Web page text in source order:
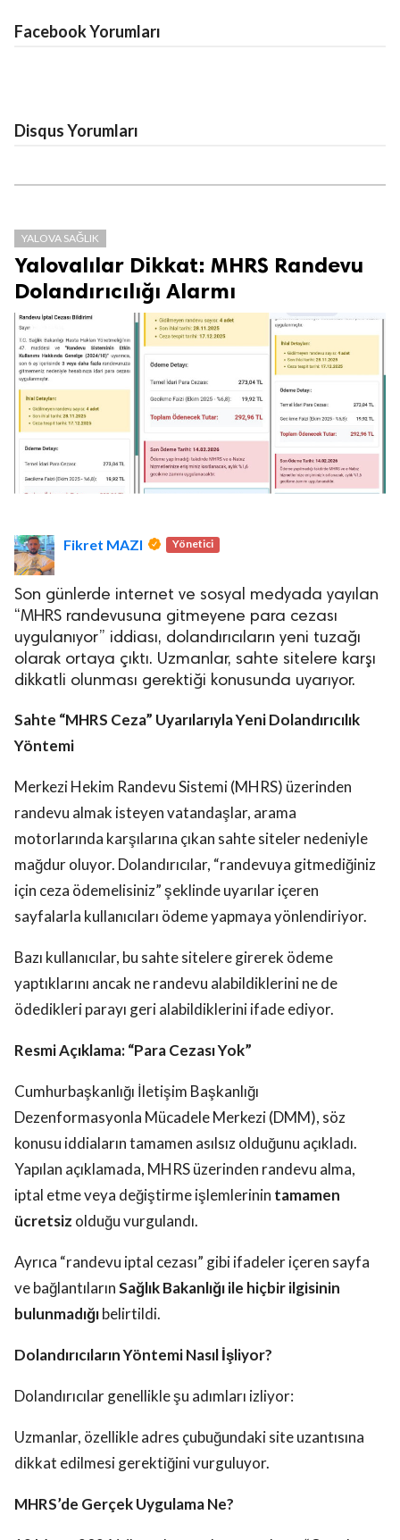
Facebook Yorumları
Disqus Yorumları
YALOVA SAĞLIK
Yalovalılar Dikkat: MHRS Randevu
Dolandırıcılığı Alarmı
Fikret MAZI Yönetici
Son günlerde internet ve sosyal medyada yayılan
“MHRS randevusuna gitmeyene para cezası
uygulanıyor” iddiası, dolandırıcıların yeni tuzağı
olarak ortaya çıktı. Uzmanlar, sahte sitelere karşı
dikkatli olunması gerektiği konusunda uyarıyor.
Sahte “MHRS Ceza” Uyarılarıyla Yeni Dolandırıcılık
Yöntemi
Merkezi Hekim Randevu Sistemi (MHRS) üzerinden
randevu almak isteyen vatandaşlar, arama
motorlarında karşılarına çıkan sahte siteler nedeniyle
mağdur oluyor. Dolandırıcılar, “randevuya gitmediğiniz
için ceza ödemelisiniz” şeklinde uyarılar içeren
sayfalarla kullanıcıları ödeme yapmaya yönlendiriyor.
Bazı kullanıcılar, bu sahte sitelere girerek ödeme
yaptıklarını ancak ne randevu alabildiklerini ne de
ödedikleri parayı geri alabildiklerini ifade ediyor.
Resmi Açıklama: “Para Cezası Yok”
Cumhurbaşkanlığı İletişim Başkanlığı
Dezenformasyonla Mücadele Merkezi (DMM), söz
konusu iddiaların tamamen asılsız olduğunu açıkladı.
Yapılan açıklamada, MHRS üzerinden randevu alma,
iptal etme veya değiştirme işlemlerinin tamamen
ücretsiz olduğu vurgulandı.
Ayrıca “randevu iptal cezası” gibi ifadeler içeren sayfa
ve bağlantılarınSağlık Bakanlığı ile hiçbir ilgisinin
bulunmadığıbelirtildi.
Dolandırıcıların Yöntemi Nasıl İşliyor?
Dolandırıcılar genellikle şu adımları izliyor:
Uzmanlar, özellikle adres çubuğundaki site uzantısına
dikkat edilmesi gerektiğini vurguluyor.
MHRS’de Gerçek Uygulama Ne?